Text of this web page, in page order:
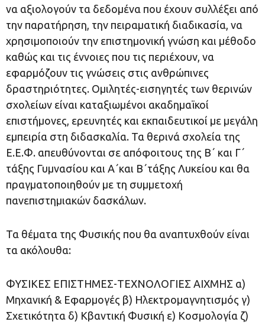
να αξιολογούν τα δεδομένα που έχουν συλλέξει από
την παρατήρηση, την πειραματική διαδικασία, να
χρησιμοποιούν την επιστημονική γνώση και μέθοδο
καθώς και τις έννοιες που τις περιέχουν, να
εφαρμόζουν τις γνώσεις στις ανθρώπινες
δραστηριότητες. Ομιλητές-εισηγητές των θερινών
σχολείων είναι καταξιωμένοι ακαδημαϊκοί
επιστήμονες, ερευνητές και εκπαιδευτικοί με μεγάλη
εμπειρία στη διδασκαλία. Τα θερινά σχολεία της
Ε.Ε.Φ. απευθύνονται σε απόφοιτους της Β΄ και Γ΄
τάξης Γυμνασίου και Α΄και Β΄τάξης Λυκείου και θα
πραγματοποιηθούν με τη συμμετοχή
πανεπιστημιακών δασκάλων.
Τα θέματα της Φυσικής που θα αναπτυχθούν είναι
τα ακόλουθα:
ΦΥΣΙΚΕΣ ΕΠΙΣΤΗΜΕΣ-ΤΕΧΝΟΛΟΓΙΕΣ ΑΙΧΜΗΣ α)
Μηχανική & Εφαρμογές β) Ηλεκτρομαγνητισμός γ)
Σχετικότητα δ) Κβαντική Φυσική ε) Κοσμολογία ζ)